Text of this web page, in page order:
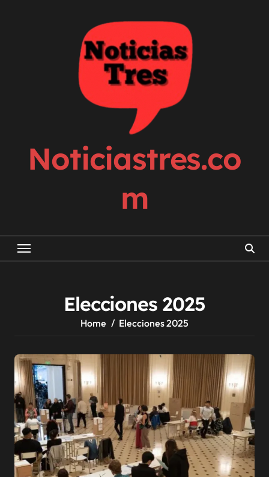
Noticiastres.co
m
Elecciones 2025
Home Elecciones 2025